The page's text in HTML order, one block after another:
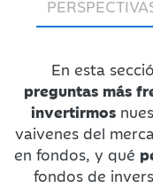
En esta
preguntas más
invertirmos
vaivenes del
en fondos, y qué
fondos de